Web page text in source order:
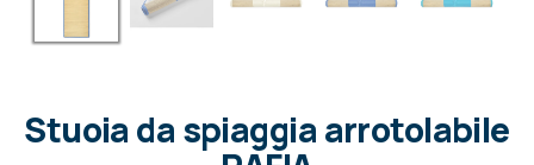
Stuoia da spiaggia arrotolabile